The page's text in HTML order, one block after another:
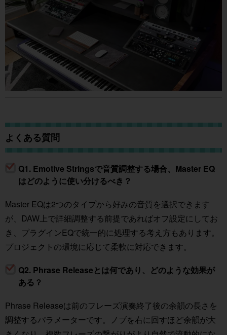
よくある質問
Q1. Emotive Stringsで音質調整する場合、Master EQ
はどのように使い分けるべき？
Master EQは2つのタイプから好みの音質を選択できます
が、DAW上で詳細調整する前提であればオフ設定にしてお
き、プラグインEQで統一的に処理する考え方もあります。
プロジェクトの環境に応じて柔軟に対応できます。
Q2. Phrase Releaseとは何であり、どのような効果が
ある？
Phrase Releaseは前のフレーズ演奏終了後の余韻の長さを
調整するパラメーターです。ノブを右に回すほど余韻が大